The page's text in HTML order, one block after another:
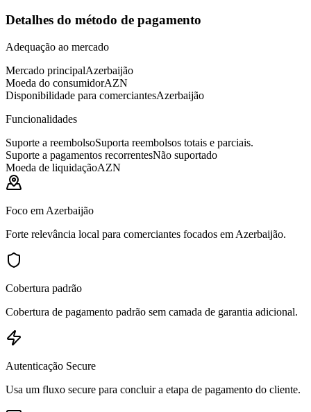
Detalhes do método de pagamento
Adequação ao mercado
Mercado principalAzerbaijão
Moeda do consumidorAZN
Disponibilidade para comerciantesAzerbaijão
Funcionalidades
Suporte a reembolsoSuporta reembolsos totais e parciais.
Suporte a pagamentos recorrentesNão suportado
Moeda de liquidaçãoAZN
Foco em Azerbaijão
Forte relevância local para comerciantes focados em Azerbaijão.
Cobertura padrão
Cobertura de pagamento padrão sem camada de garantia adicional.
Autenticação Secure
Usa um fluxo secure para concluir a etapa de pagamento do cliente.